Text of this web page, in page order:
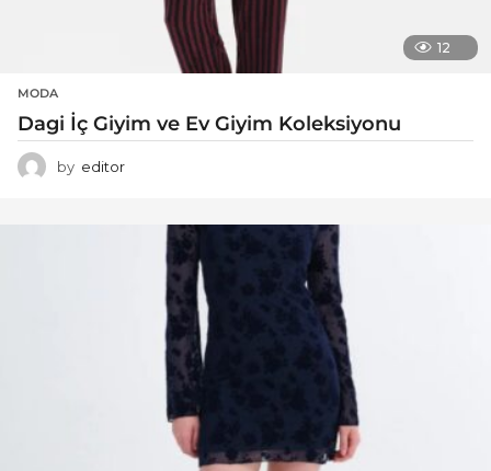
12
MODA
Dagi İç Giyim ve Ev Giyim Koleksiyonu
by editor